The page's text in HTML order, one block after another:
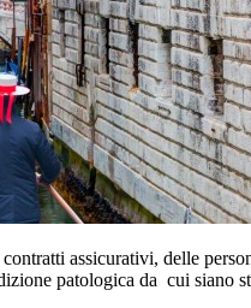
assicurativi, delle
patologica da cui siano